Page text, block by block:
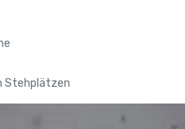
Stehplätzen